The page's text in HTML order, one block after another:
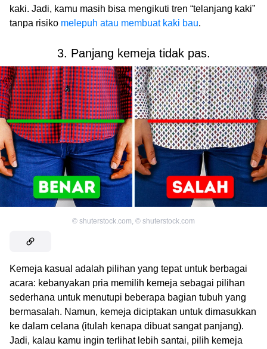
kaki. Jadi, kamu masih bisa mengikuti tren “telanjang kaki”
tanpa risiko melepuh atau membuat kaki bau.
3. Panjang kemeja tidak pas.
© shuterstock.com, © shuterstock.com
Kemeja kasual adalah pilihan yang tepat untuk berbagai
acara: kebanyakan pria memilih kemeja sebagai pilihan
sederhana untuk menutupi beberapa bagian tubuh yang
bermasalah. Namun, kemeja diciptakan untuk dimasukkan
ke dalam celana (itulah kenapa dibuat sangat panjang).
Jadi, kalau kamu ingin terlihat lebih santai, pilih kemeja